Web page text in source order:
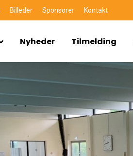
Billeder Sponsorer Kontakt
Nyheder Tilmelding